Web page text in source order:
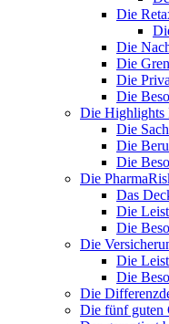
Die
Die
Die
Die
Die
Die Highlights
Die
Die
Die
Die
Das
Die
Die
Die
Die
Die
Die
Die fünf guten